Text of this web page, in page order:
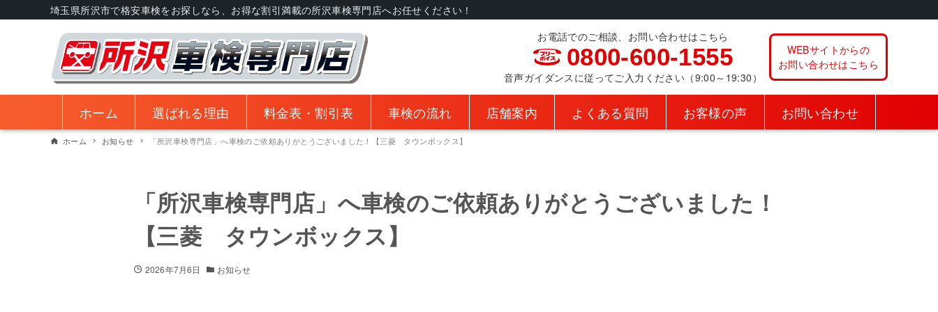
埼玉県所沢市で格安車検をお探しなら、お得な割引満載の所沢車検専門店へお任せください！
お電話でのご相談、お問い合わせはこちら
0800-600-1555
音声ガイダンスに従ってご入力ください（9:00～19:30）
WEBサイトからの
お問い合わせはこちら
ホーム 選ばれる理由 料金表・割引表 車検の流れ 店舗案内 よくある質問 お客様の声 お問い合わせ
ホーム お知らせ 「所沢車検専門店」へ車検のご依頼ありがとうございました！【三菱 タウンボックス】
「所沢車検専門店」へ車検のご依頼ありがとうございました！
【三菱 タウンボックス】
2026年7月6日 お知らせ